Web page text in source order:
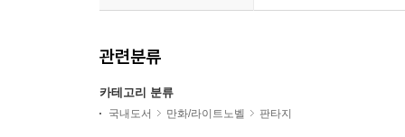
관련분류
카테고리 분류
국내도서 만화/라이트노벨 판타지